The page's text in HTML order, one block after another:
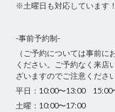
※土曜日も対応しています
-事前予約制-
（ご予約については事前
ください。ご予約なく来店
ざいますのでご注意ください
平日：10:00〜13:00 15:00
土曜：10:00〜17:00